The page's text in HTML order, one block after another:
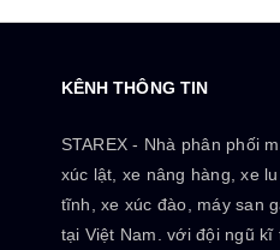
KÊNH THÔNG TIN
STAREX - Nhà phân phối
xúc lật, xe nâng hàng, xe
tĩnh, xe xúc đào, máy san
tại Việt Nam. với đội ngũ kĩ